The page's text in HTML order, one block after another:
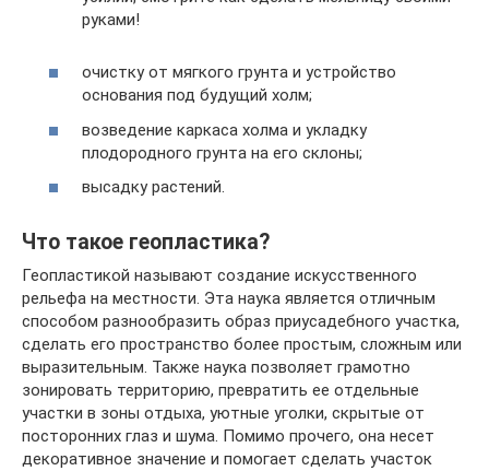
руками!
очистку от мягкого грунта и устройство
основания под будущий холм;
возведение каркаса холма и укладку
плодородного грунта на его склоны;
высадку растений.
Что такое геопластика?
Геопластикой называют создание искусственного
рельефа на местности. Эта наука является отличным
способом разнообразить образ приусадебного участка,
сделать его пространство более простым, сложным или
выразительным. Также наука позволяет грамотно
зонировать территорию, превратить ее отдельные
участки в зоны отдыха, уютные уголки, скрытые от
посторонних глаз и шума. Помимо прочего, она несет
декоративное значение и помогает сделать участок